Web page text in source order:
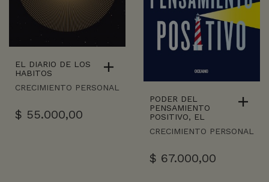
EL DIARIO DE LOS
HABITOS
CRECIMIENTO PERSONAL
$ 55.000,00
PODER DEL
PENSAMIENTO
POSITIVO, EL
CRECIMIENTO PERSONAL
$ 67.000,00